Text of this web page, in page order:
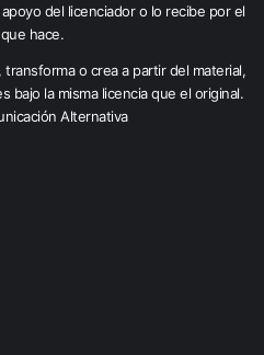
del licenciador o lo recibe por el
hace.
o crea a partir del material,
bajo la misma licencia que el original.
Alternativa